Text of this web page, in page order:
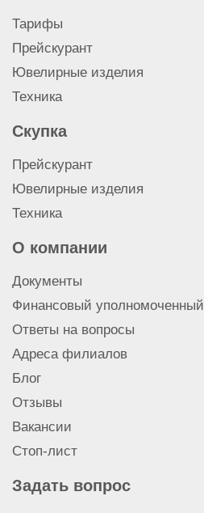
Тарифы
Прейскурант
Ювелирные изделия
Техника
Скупка
Прейскурант
Ювелирные изделия
Техника
О компании
Документы
Финансовый уполномоченный
Ответы на вопросы
Адреса филиалов
Блог
Отзывы
Вакансии
Стоп-лист
Задать вопрос